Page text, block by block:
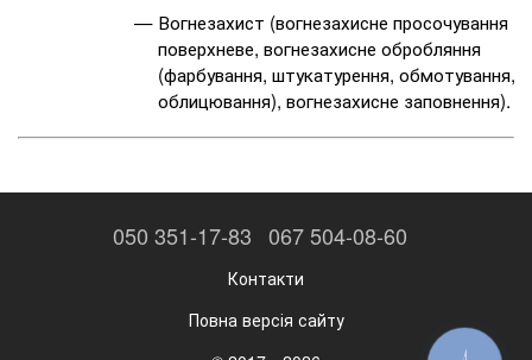
Вогнезахист (вогнезахисне просочування
поверхневе, вогнезахисне обробляння
(фарбування, штукатурення, обмотування,
облицювання), вогнезахисне заповнення).
050 351-17-83 067 504-08-60
Контакти
Повна версія сайту